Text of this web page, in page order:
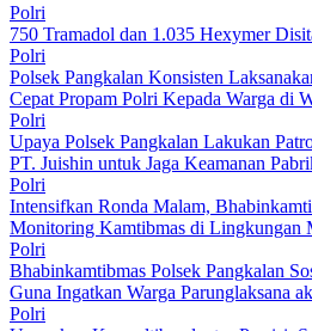
Polri
750 Tramadol dan 1.035 Hexymer
Polri
Polsek Pangkalan Konsisten
Cepat Propam Polri Kepada Warga di
Polri
Upaya Polsek Pangkalan Lakukan
PT. Juishin untuk Jaga Keamanan
Polri
Intensifkan Ronda Malam,
Monitoring Kamtibmas di Lingkungan
Polri
Bhabinkamtibmas Polsek Pangkalan
Guna Ingatkan Warga Parunglaksana
Polri